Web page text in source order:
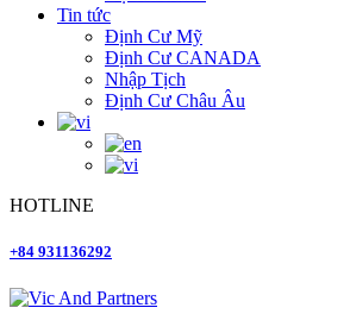
Tin tức
Định Cư Mỹ
Định Cư CANADA
Nhập Tịch
Định Cư Châu Âu
HOTLINE
+84 931136292